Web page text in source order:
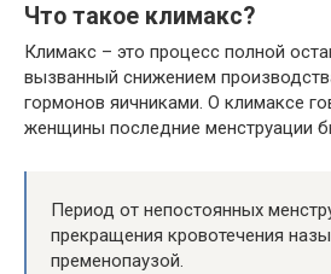
Что такое климакс?
Климакс – это процесс полной
вызванный снижением
гормонов яичниками. О климаксе
женщины последние менструации
Период от непостоянных
прекращения кровотечения
пременопаузой.